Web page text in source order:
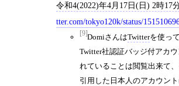
令和4(2022)年4月17日(日) 2時17
tter.com/tokyo120k/status/
[9]DomiさんはTwitterを使っ
Twitter社認証バッジ付アカ
れていることは閲覧出来て
引用した日本人のアカウン